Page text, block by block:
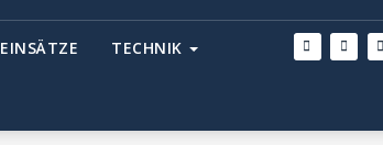
EINSÄTZE TECHNIK